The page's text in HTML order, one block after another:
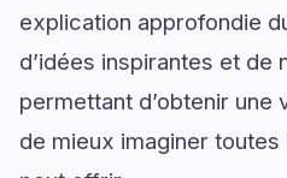
explication approfondie
d’idées inspirantes et de
permettant d’obtenir
de mieux imaginer toutes